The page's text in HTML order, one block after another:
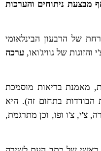
מבצעת ניתוחים והערכות
של הרבעון הבינלאומי
של גוויג'ואו, ערכה
מאמנת בריאות מוסמכת
הבודדות בתחום זה). היא
צ'י, צ'ו ופו, וכן מתרגמת,